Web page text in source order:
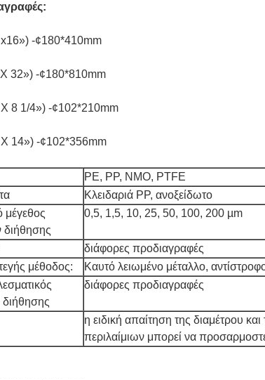
-¢180*410mm
32») -¢180*810mm
8 1/4») -¢102*210mm
14») -¢102*356mm
PE, PP, NMO, PTFE
Κλειδαριά PP, ανοξείδωτο
μέγεθος
0,5, 1,5, 10, 25, 50, 100, 200 µm
διάφορες προδιαγραφές
μέθοδος:
Καυτό λειωμένο μέταλλο,
διήθησης
διάφορες προδιαγραφές
η ειδική απαίτηση της διαμέτρου
περιλαίμιων μπορεί να